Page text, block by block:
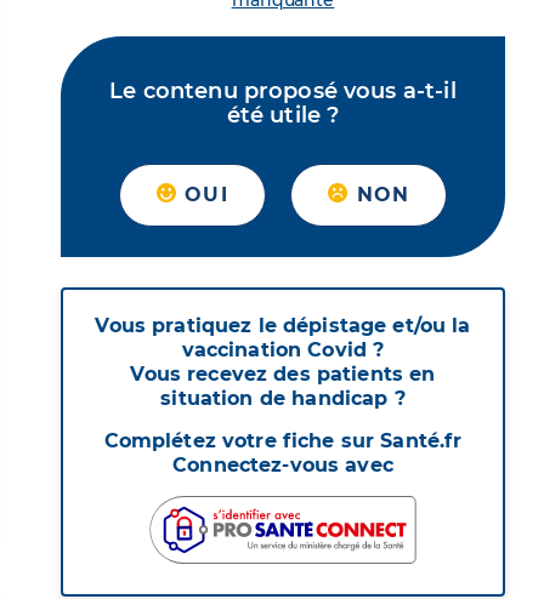
Le contenu proposé vous a-t-il
été utile ?
OUI NON
Vous pratiquez le dépistage et/ou la
vaccination Covid ?
Vous recevez des patients en
situation de handicap ?
Complétez votre fiche sur Santé.fr
Connectez-vous avec